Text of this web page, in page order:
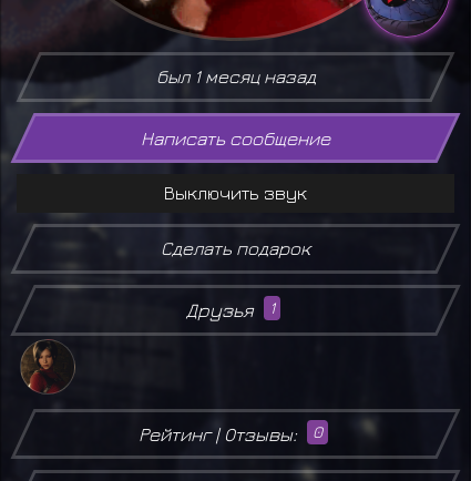
был 1 месяц назад
Написать сообщение
Выключить звук
Сделать подарок
Друзья 1
Рейтинг | Отзывы: 0